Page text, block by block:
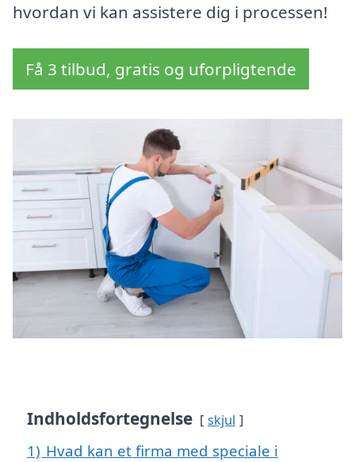
hvordan vi kan assistere dig i processen!
Få 3 tilbud, gratis og uforpligtende
Indholdsfortegnelse skjul
1) Hvad kan et firma med speciale i